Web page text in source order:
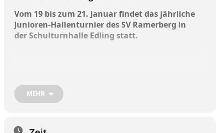
Vom 19 bis zum 21. Januar findet das jährliche
Junioren-Hallenturnier des SV Ramerberg in
der Schulturnhalle Edling statt.
ab 18.30 Uhr, A-Junioren
Samstag, 20. Januar,
MEHR